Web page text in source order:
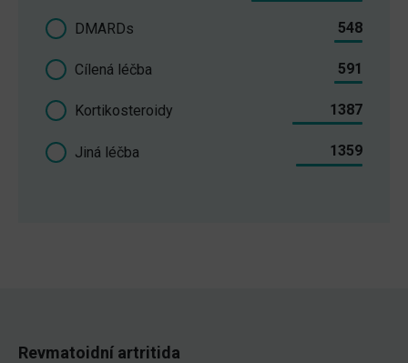
DMARDs 548
Cílená léčba 591
Kortikosteroidy 1387
Jiná léčba 1359
Revmatoidní artritida